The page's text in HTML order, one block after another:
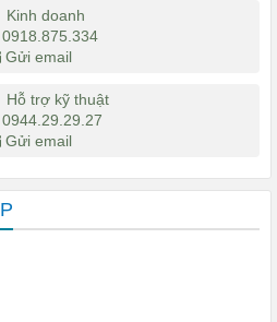
Kinh doanh
0918.875.334
Gửi email
Hỗ trợ kỹ thuật
0944.29.29.27
Gửi email